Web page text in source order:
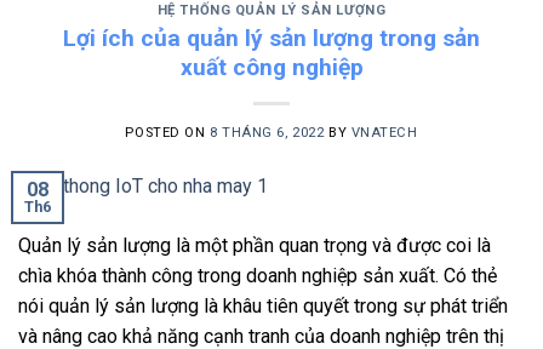
HỆ THỐNG QUẢN LÝ SẢN LƯỢNG
Lợi ích của quản lý sản lượng trong sản
xuất công nghiệp
POSTED ON 8 THÁNG 6, 2022 BY VNATECH
08
Th6
Quản lý sản lượng là một phần quan trọng và được coi là
chìa khóa thành công trong doanh nghiệp sản xuất. Có thẻ
nói quản lý sản lượng là khâu tiên quyết trong sự phát triển
và nâng cao khả năng cạnh tranh của doanh nghiệp trên thị